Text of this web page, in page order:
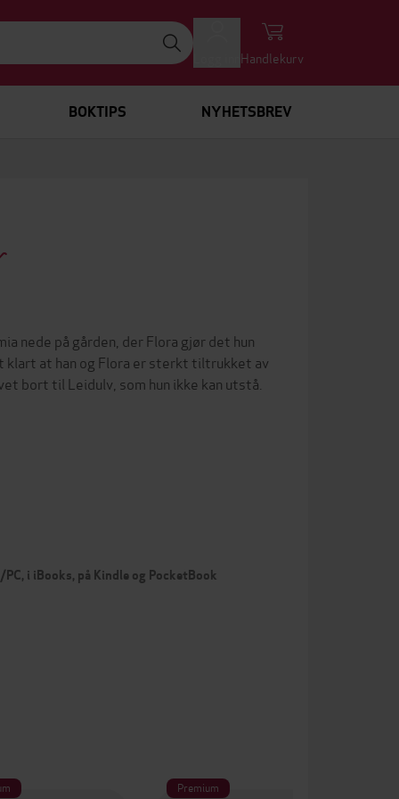
Handlekurv
BOKTIPS NYHETSBREV
nede på gården, der Flora gjør det hun
klart at han og Flora er sterkt tiltrukket av
bort til Leidulv, som hun ikke kan utstå.
i iBooks, på Kindle og PocketBook
Premium